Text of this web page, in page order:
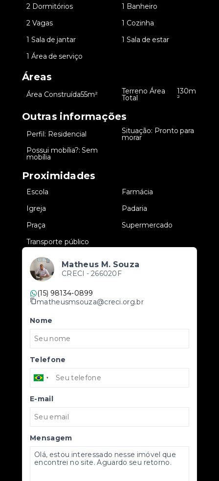
2 Dormitórios
1 Banheiro
2 Vagas
1 Cozinha
1 Sala de jantar
1 Sala de estar
1 Área de serviço
Áreas
Área Construída55m² Terreno Área
Total
130m
²
Outras informações
Perfil: Residencial Situação: Pronto para
morar
Possui mobília?: Sem
mobília
Proximidades
Escola
Farmácia
Igreja
Padaria
Praça
Supermercado
Transporte público
Matheus M. Souza
CRECI - 266020F
(15) 98134-0899
matheusmsouza@creci.org.br
Nome
Telefone
E-mail
Mensagem